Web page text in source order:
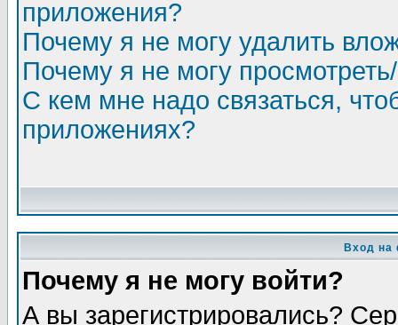
приложения?
Почему я не могу удалить
Почему я не могу
С кем мне надо связаться,
приложениях?
Вход на
Почему я не могу войти?
А вы зарегистрировались?